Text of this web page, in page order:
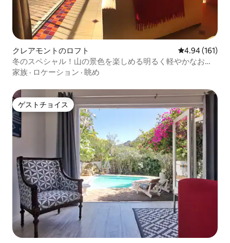
クレアモントのロフト レビュー161
4.94 (161)
冬のスペシャル！山の景色を楽しめる明るく軽やかなお部
屋
家族 · ロケーション · 眺め
ゲストチョイス
ゲストチョイス